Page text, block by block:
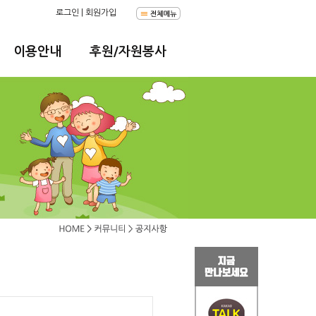
로그인 회원가입
이용안내 후원/자원봉사